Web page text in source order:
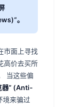
。
市面上寻找
高价去买所
当这些偏
器” (Anti-
境来骗过